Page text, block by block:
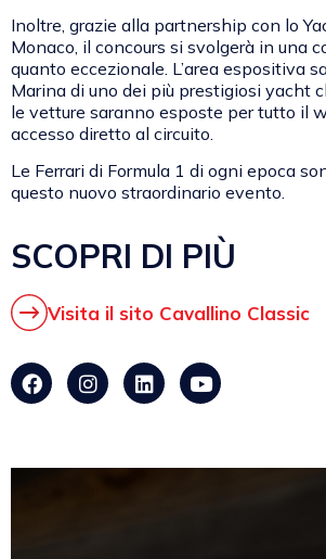
Inoltre, grazie alla partnership con lo
Monaco, il concours si svolgerà in una
quanto eccezionale. L’area espositiva
Marina di uno dei più prestigiosi yacht
le vetture saranno esposte per tutto il
accesso diretto al circuito.
Le Ferrari di Formula 1 di ogni epoca
questo nuovo straordinario evento.
SCOPRI DI PIÙ
Visita il sito Cavallino Classic